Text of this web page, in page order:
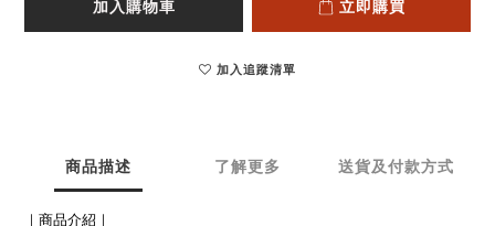
加入購物車 立即購買
加入追蹤清單
商品描述 了解更多 送貨及付款方式
｜商品介紹｜